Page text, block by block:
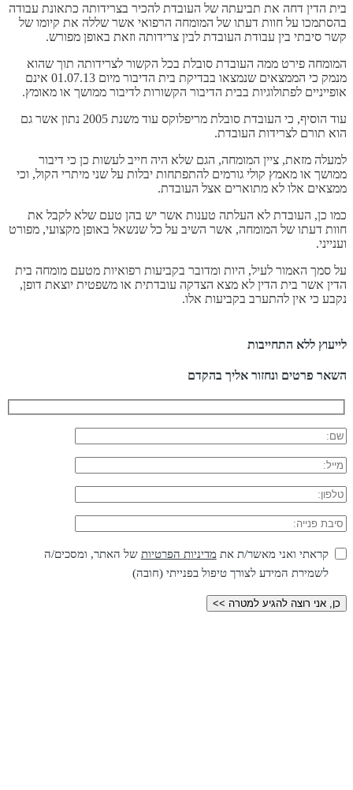
בית הדין דחה את תביעתה של העובדת להכיר בצרידותה כתאונת עבודה
בהסתמכו על חוות דעתו של המומחה הרפואי אשר שללה את קיומו של
קשר סיבתי בין עבודת העובדת לבין צרידותה וזאת באופן מפורש.
המומחה פירט ממה העובדת סובלת בכל הקשור לצרידותה תוך שהוא
מנמק כי הממצאים שנמצאו בבדיקת בית הדיבור מיום 01.07.13 אינם
אופייניים לפתולוגיות בבית הדיבור הקשורות לדיבור ממושך או מאומץ.
עוד הוסיף, כי העובדת סובלת מריפלוקס עוד משנת 2005 נתון אשר גם
הוא תורם לצרידות העובדת.
למעלה מזאת, ציין המומחה, הגם שלא היה חייב לעשות כן כי דיבור
ממושך או מאמץ קולי גורמים להתפתחות יבלות על שני מיתרי הקול, וכי
ממצאים אלו לא מתוארים אצל העובדת.
כמו כן, העובדת לא העלתה טענות אשר יש בהן טעם שלא לקבל את
חוות דעתו של המומחה, אשר השיב על כל שנשאל באופן מקצועי, מפורט
וענייני.
על סמך האמור לעיל, היות ומדובר בקביעות רפואיות מטעם מומחה בית
הדין אשר בית הדין לא מצא הצדקה עובדתית או משפטית יוצאת דופן,
נקבע כי אין להתערב בקביעות אלו.
לייעוץ ללא התחייבות
השאר פרטים ונחזור אליך בהקדם
קראתי ואני מאשר/ת את מדיניות הפרטיות של האתר, ומסכים/ה
לשמירת המידע לצורך טיפול בפנייתי (חובה)